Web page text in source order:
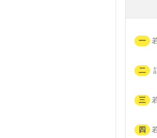
一
二
三
四